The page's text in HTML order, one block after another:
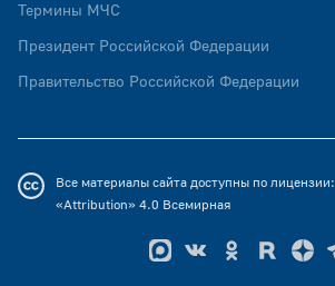
Термины МЧС
Президент Российской Федерации
Правительство Российской Федерации
Все материалы сайта доступны по лицензии:
«Attribution» 4.0 Всемирная